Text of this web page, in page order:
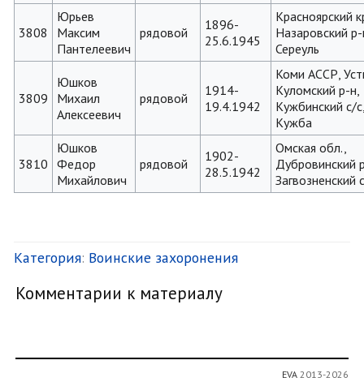
3808
Юрьев
Максим
Пантелеевич
рядовой
1896-
25.6.1945
Красноярский
Назаровский
Сереуль
3809
Юшков
Михаил
Алексеевич
рядовой
1914-
19.4.1942
Коми АССР,
Куломский р-н,
Кужбинский с/
Кужба
3810
Юшков
Федор
Михайлович
рядовой
1902-
28.5.1942
Омская обл.,
Дубровинский
Загвозненский
Категория: Воинские захоронения
Комментарии к материалу
EVA 2013-2026